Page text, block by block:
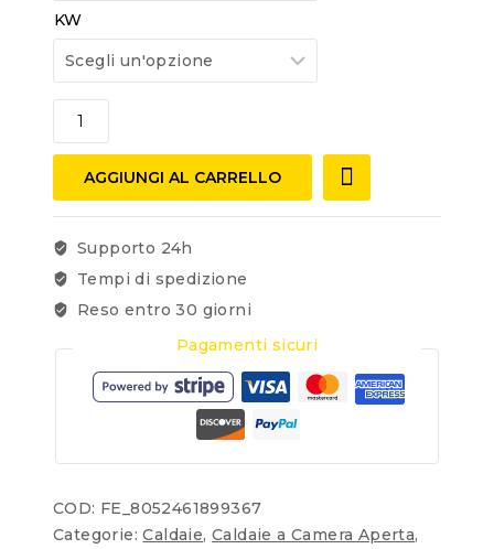
KW
AGGIUNGI AL CARRELLO
Supporto 24h
Tempi di spedizione
Reso entro 30 giorni
Pagamenti sicuri
COD: FE_8052461899367
Categorie:Caldaie,Caldaie a Camera Aperta,